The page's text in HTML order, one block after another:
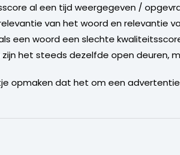
al een tijd weergegeven /
van het woord en relevantie
een woord een slechte
het steeds dezelfde open deuren,
opmaken dat het om een